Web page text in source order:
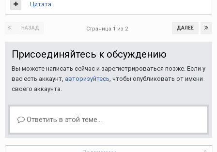
Цитата
НАЗАД ДАЛЕЕ
Страница 1 из 2
Присоединяйтесь к обсуждению
Вы можете написать сейчас и зарегистрироваться позже. Если у
вас есть аккаунт, авторизуйтесь, чтобы опубликовать от имени
своего аккаунта.
Ответить в этой теме...